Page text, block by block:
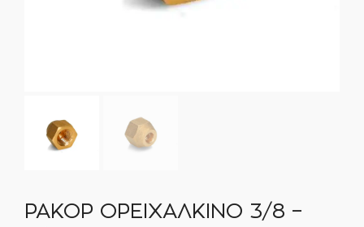
ΡΑΚΟΡ ΟΡΕΙΧΑΛΚΙΝΟ 3/8 –